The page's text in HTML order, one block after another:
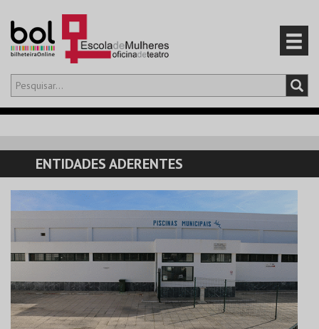
Olá,iniciar sessão
CARRINHO
EVENTOS
PRODUTOS
ENTIDADES ADERENTES